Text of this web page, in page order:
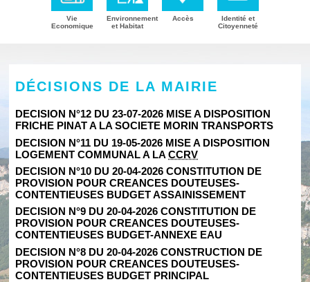
Vie
Economique
Environnement
et Habitat
Accès
Identité et
Citoyenneté
DÉCISIONS DE LA MAIRIE
DECISION N°12 DU 23-07-2026 MISE A DISPOSITION
FRICHE PINAT A LA SOCIETE MORIN TRANSPORTS
DECISION N°11 DU 19-05-2026 MISE A DISPOSITION
LOGEMENT COMMUNAL A LACCRV
DECISION N°10 DU 20-04-2026 CONSTITUTION DE
PROVISION POUR CREANCES DOUTEUSES-
CONTENTIEUSES BUDGET ASSAINISSEMENT
DECISION N°9 DU 20-04-2026 CONSTITUTION DE
PROVISION POUR CREANCES DOUTEUSES-
CONTENTIEUSES BUDGET-ANNEXE EAU
DECISION N°8 DU 20-04-2026 CONSTRUCTION DE
PROVISION POUR CREANCES DOUTEUSES-
CONTENTIEUSES BUDGET PRINCIPAL